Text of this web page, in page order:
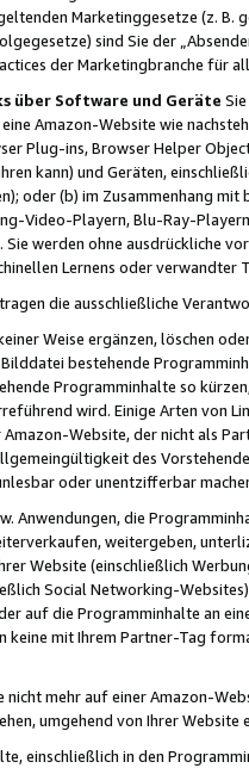
Marketinggesetze (z. B.
sind Sie der
der Marketingbranche für
über Software und Geräte
Amazon-Website wie
Plug-ins, Browser Helper
kann) und Geräten,
oder (b) im Zusammenhang
Video-Playern, Blu-Ray-
Sie werden ohne ausdrückliche
Lernens oder
tragen die ausschließliche
Weise ergänzen, löschen
bestehende
Programminhalte so
wird. Einige Arten von
Website, der nicht als
des
oder unentzifferbar
Anwendungen, die
weitergeben,
Website (einschließlich
Social Networking-
auf die Programminhalte an
keine mit Ihrem Partner-Tag
nicht mehr auf einer Amazon-
umgehend von Ihrer
einschließlich in den